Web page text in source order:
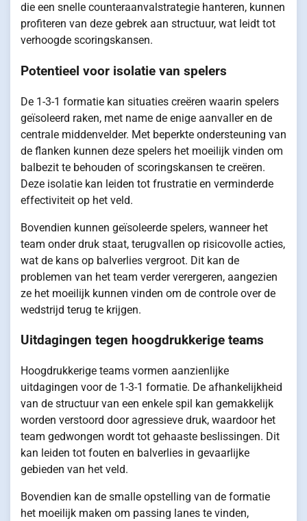
die een snelle counteraanvalstrategie hanteren, kunnen
profiteren van deze gebrek aan structuur, wat leidt tot
verhoogde scoringskansen.
Potentieel voor isolatie van spelers
De 1-3-1 formatie kan situaties creëren waarin spelers
geïsoleerd raken, met name de enige aanvaller en de
centrale middenvelder. Met beperkte ondersteuning van
de flanken kunnen deze spelers het moeilijk vinden om
balbezit te behouden of scoringskansen te creëren.
Deze isolatie kan leiden tot frustratie en verminderde
effectiviteit op het veld.
Bovendien kunnen geïsoleerde spelers, wanneer het
team onder druk staat, terugvallen op risicovolle acties,
wat de kans op balverlies vergroot. Dit kan de
problemen van het team verder verergeren, aangezien
ze het moeilijk kunnen vinden om de controle over de
wedstrijd terug te krijgen.
Uitdagingen tegen hoogdrukkerige teams
Hoogdrukkerige teams vormen aanzienlijke
uitdagingen voor de 1-3-1 formatie. De afhankelijkheid
van de structuur van een enkele spil kan gemakkelijk
worden verstoord door agressieve druk, waardoor het
team gedwongen wordt tot gehaaste beslissingen. Dit
kan leiden tot fouten en balverlies in gevaarlijke
gebieden van het veld.
Bovendien kan de smalle opstelling van de formatie
het moeilijk maken om passing lanes te vinden,